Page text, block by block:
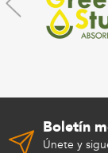
Boletín
Únete y